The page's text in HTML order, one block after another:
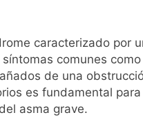
caracterizado por
comunes
de una
es fundamental
asma grave.